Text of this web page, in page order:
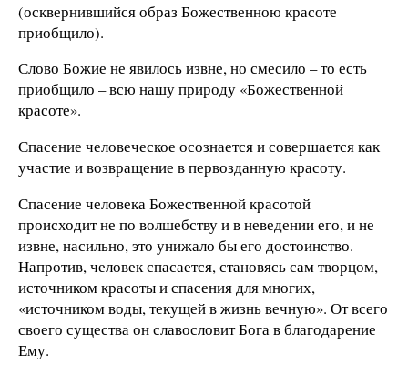
(осквернившийся образ Божественною красоте
приобщило).
Слово Божие не явилось извне, но смесило – то есть
приобщило – всю нашу природу «Божественной
красоте».
Спасение человеческое осознается и совершается как
участие и возвращение в первозданную красоту.
Спасение человека Божественной красотой
происходит не по волшебству и в неведении его, и не
извне, насильно, это унижало бы его достоинство.
Напротив, человек спасается, становясь сам творцом,
источником красоты и спасения для многих,
«источником воды, текущей в жизнь вечную». От всего
своего существа он славословит Бога в благодарение
Ему.